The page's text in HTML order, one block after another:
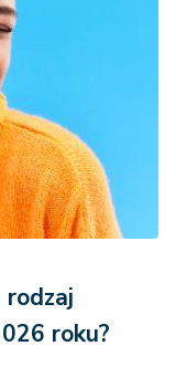
roku?